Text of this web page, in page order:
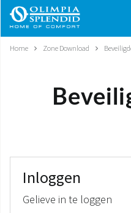
NEDERLANDSE
LUCHTBEHANDELING
GEÏNTEGREERDE SYSTEMEN
Home Zone Download
Inloggen
Gelieve in te loggen